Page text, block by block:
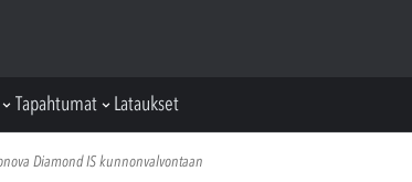
Tapahtumat Lataukset
Diamond IS kunnonvalvontaan